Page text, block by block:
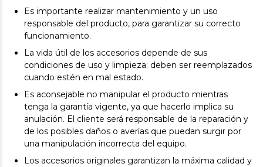
Es importante realizar mantenimiento y un uso
responsable del producto, para garantizar su correcto
funcionamiento.
La vida útil de los accesorios depende de sus
condiciones de uso y limpieza; deben ser reemplazados
cuando estén en mal estado.
Es aconsejable no manipular el producto mientras
tenga la garantía vigente, ya que hacerlo implica su
anulación. El cliente será responsable de la reparación y
de los posibles daños o averías que puedan surgir por
una manipulación incorrecta del equipo.
Los accesorios originales garantizan la máxima calidad y